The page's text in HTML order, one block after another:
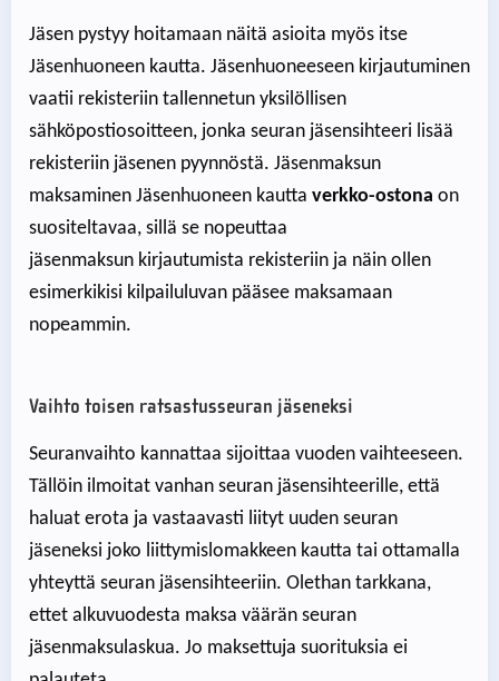
Jäsen pystyy hoitamaan näitä asioita myös itse
Jäsenhuoneen kautta. Jäsenhuoneeseen kirjautuminen
vaatii rekisteriin tallennetun yksilöllisen
sähköpostiosoitteen, jonka seuran jäsensihteeri lisää
rekisteriin jäsenen pyynnöstä. Jäsenmaksun
maksaminen Jäsenhuoneen kautta verkko-ostona on
suositeltavaa, sillä se nopeuttaa
jäsenmaksun kirjautumista rekisteriin ja näin ollen
esimerkikisi kilpailuluvan pääsee maksamaan
nopeammin.
Vaihto toisen ratsastusseuran jäseneksi
Seuranvaihto kannattaa sijoittaa vuoden vaihteeseen.
Tällöin ilmoitat vanhan seuran jäsensihteerille, että
haluat erota ja vastaavasti liityt uuden seuran
jäseneksi joko liittymislomakkeen kautta tai ottamalla
yhteyttä seuran jäsensihteeriin. Olethan tarkkana,
ettet alkuvuodesta maksa väärän seuran
jäsenmaksulaskua. Jo maksettuja suorituksia ei